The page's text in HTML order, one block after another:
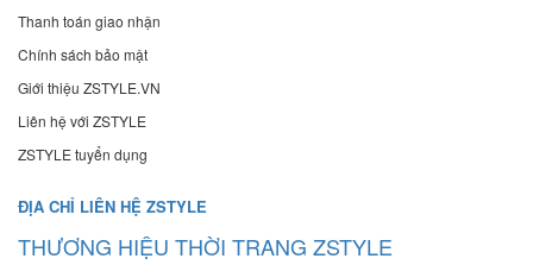
Thanh toán giao nhận
Chính sách bảo mật
Giới thiệu ZSTYLE.VN
Liên hệ với ZSTYLE
ZSTYLE tuyển dụng
ĐỊA CHỈ LIÊN HỆ ZSTYLE
THƯƠNG HIỆU THỜI TRANG ZSTYLE